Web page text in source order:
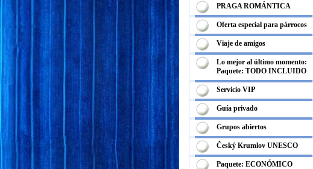
PRAGA ROMÁNTICA
Oferta especial para párrocos
Viaje de amigos
Lo mejor al último momento:
Paquete: TODO INCLUIDO
Servicio VIP
Guía privado
Grupos abiertos
Český Krumlov UNESCO
Paquete: ECONÓMICO